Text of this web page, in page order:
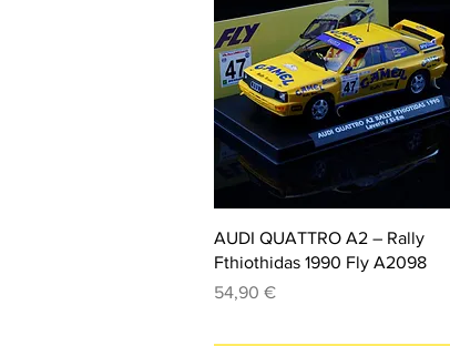
AUDI QUATTRO A2 – Rally
Fthiothidas 1990 Fly A2098
Precio
54,90 €